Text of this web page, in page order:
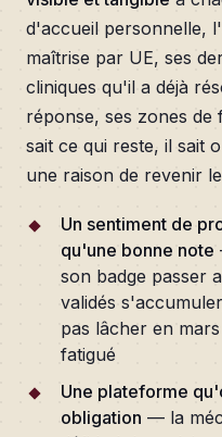
d'accueil personnelle,
maîtrise par UE, ses
cliniques qu'il a déjà
réponse, ses zones de
sait ce qui reste, il sait
une raison de revenir
Un sentiment de
qu'une bonne note
son badge passer
validés
pas lâcher en
fatigué
Une plateforme
obligation — la